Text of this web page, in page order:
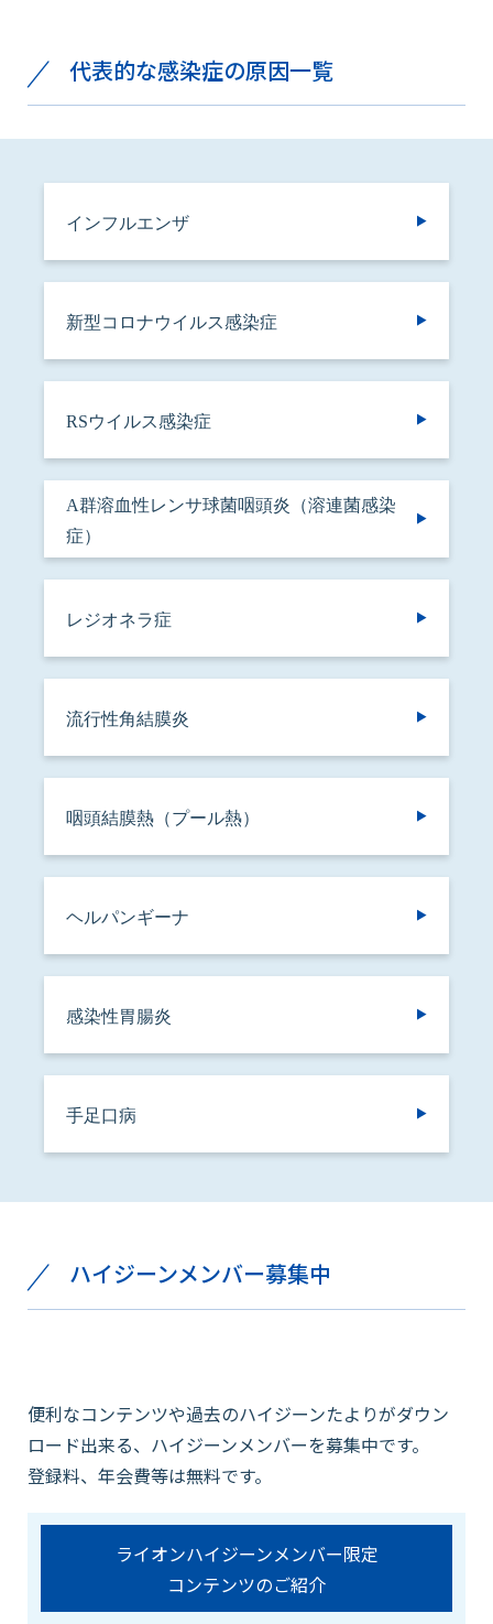
代表的な感染症の原因一覧
インフルエンザ
新型コロナウイルス感染症
RSウイルス感染症
A群溶血性レンサ球菌咽頭炎（溶連菌感染
症）
レジオネラ症
流行性角結膜炎
咽頭結膜熱（プール熱）
ヘルパンギーナ
感染性胃腸炎
手足口病
ハイジーンメンバー募集中
便利なコンテンツや過去のハイジーンたよりがダウン
ロード出来る、ハイジーンメンバーを募集中です。
登録料、年会費等は無料です。
ライオンハイジーンメンバー限定
コンテンツのご紹介